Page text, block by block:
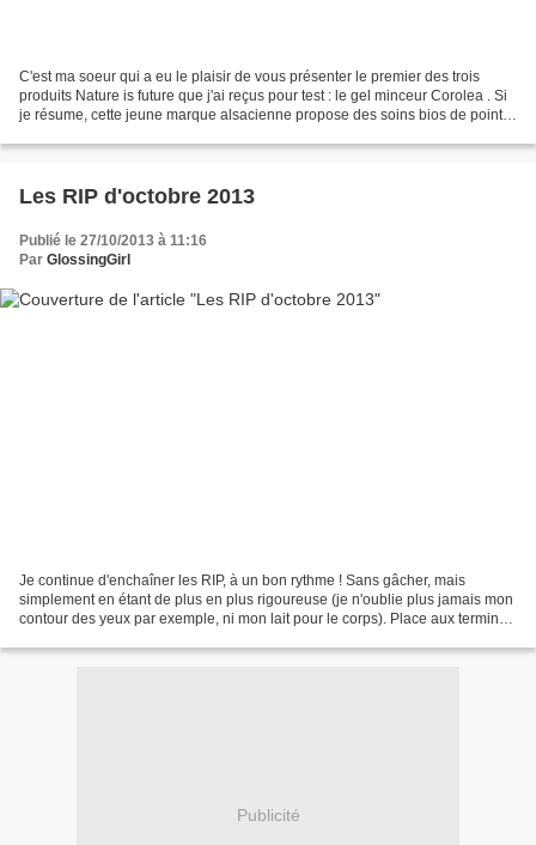
C'est ma soeur qui a eu le plaisir de vous présenter le premier des trois
produits Nature is future que j'ai reçus pour test : le gel minceur Corolea . Si
je résume, cette jeune marque alsacienne propose des soins bios de pointe,
Les RIP d'octobre 2013
Publié le 27/10/2013 à 11:16
Par GlossingGirl
Je continue d'enchaîner les RIP, à un bon rythme ! Sans gâcher, mais
simplement en étant de plus en plus rigoureuse (je n'oublie plus jamais mon
contour des yeux par exemple, ni mon lait pour le corps). Place aux terminés
Publicité